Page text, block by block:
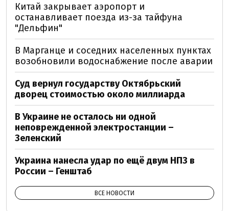
Китай закрывает аэропорт и
останавливает поезда из-за тайфуна
"Дельфин"
В Марганце и соседних населенных пунктах
возобновили водоснабжение после аварии
Суд вернул государству Октябрьский
дворец стоимостью около миллиарда
В Украине не осталось ни одной
неповрежденной электростанции –
Зеленский
Украина нанесла удар по ещё двум НПЗ в
России – Генштаб
ВСЕ НОВОСТИ